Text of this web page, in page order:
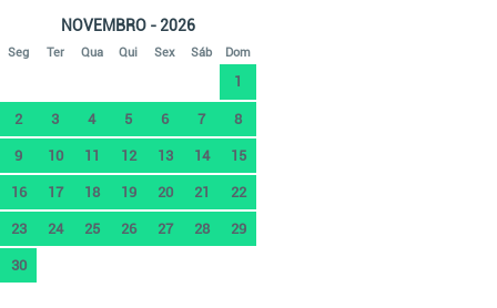
NOVEMBRO - 2026
Seg Ter Qua Qui Sex Sáb Dom
1
2 3 4 5 6 7 8
9 10 11 12 13 14 15
16 17 18 19 20 21 22
23 24 25 26 27 28 29
30